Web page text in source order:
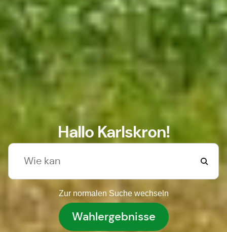
Hallo Karlskron!
Zur normalen Suche wechseln
Wahlergebnisse